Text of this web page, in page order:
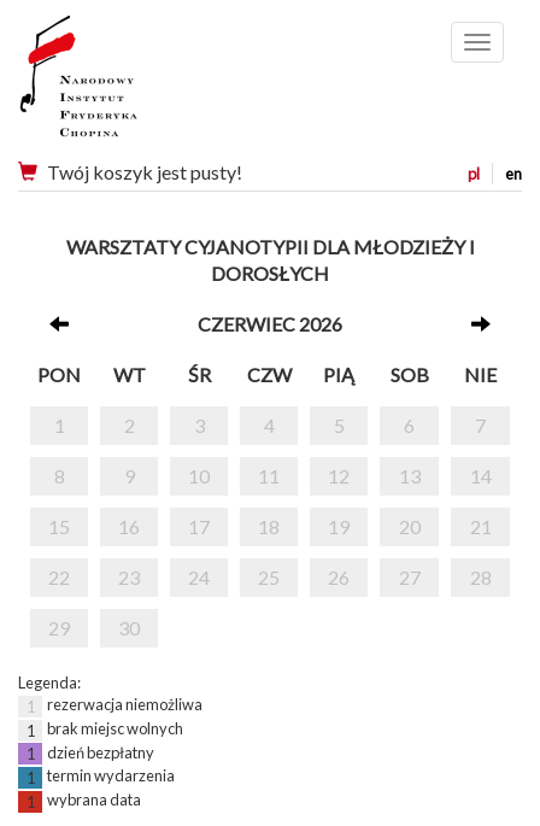
Menu
pl en
Twój koszyk jest pusty!
WARSZTATY CYJANOTYPII DLA MŁODZIEŻY I
DOROSŁYCH
CZERWIEC 2026
PON WT ŚR CZW PIĄ SOB NIE
1 2 3 4 5 6 7
8 9 10 11 12 13 14
15 16 17 18 19 20 21
22 23 24 25 26 27 28
29 30
Legenda:
1
rezerwacja niemożliwa
1
brak miejsc wolnych
1
dzień bezpłatny
1
termin wydarzenia
1
wybrana data